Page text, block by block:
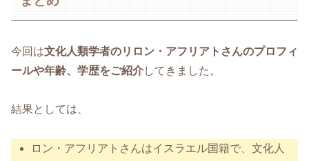
今回は文化人類学者のリロン・アフリアトさんのプロフィ
ールや年齢、学歴をご紹介してきました。
結果としては、
ロン・アフリアトさんはイスラエル国籍で、文化人